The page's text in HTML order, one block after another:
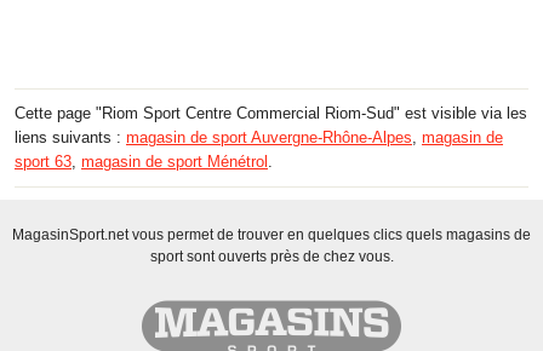
Cette page "Riom Sport Centre Commercial Riom-Sud" est visible via les
liens suivants : magasin de sport Auvergne-Rhône-Alpes, magasin de
sport 63, magasin de sport Ménétrol .
MagasinSport.net vous permet de trouver en quelques clics quels magasins de
sport sont ouverts près de chez vous.